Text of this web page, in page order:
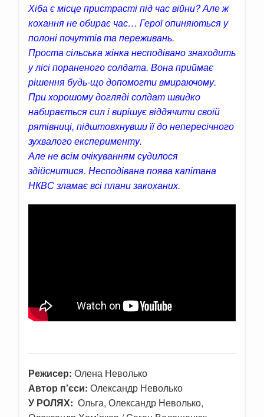
Хіба є місце пристрасті під час війни? Але ж
кохання не обирає час… Герої опиняються у
полоні почуттів та переживань.
Проста сільська жінка несподівано знаходить
у лісі пораненого солдата. Вона приймає
рішення будь-що допомогти вмираючому.
При хорошому догляді солдат швидко
набирається сил і вирішує віддячити своїй
рятівниці, підштовхнувши її до непересічного
зухвалого експерименту.
Але не всім очікуванням судилося
здійснитися. Несподівана поява капітана
НКВС зламає всі плани закоханих.
Режисер: Олена Неволько
Автор п’єси: Олександр Неволько
У РОЛЯХ: Ольга, Олександр Неволько,